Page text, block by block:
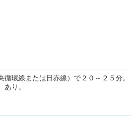
循環線または日赤線）で２０～２５分。
り。